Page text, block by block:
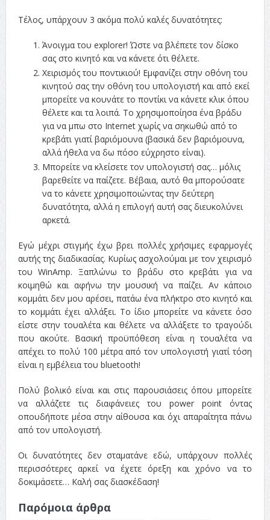
Τέλος, υπάρχουν 3 ακόμα πολύ καλές δυνατότητες:
Άνοιγμα του explorer! Ώστε να βλέπετε τον δίσκο
σας στο κινητό και να κάνετε ότι θέλετε.
Χειρισμός του ποντικιού! Εμφανίζει στην οθόνη του
κινητού σας την οθόνη του υπολογιστή και από εκεί
μπορείτε να κουνάτε το ποντίκι να κάνετε κλικ όπου
θέλετε και τα λοιπά. Το χρησιμοποίησα ένα βράδυ
για να μπω στο Internet χωρίς να σηκωθώ από το
κρεβάτι γιατί βαριόμουνα (βασικά δεν βαριόμουνα,
αλλά ήθελα να δω πόσο εύχρηστο είναι).
Μπορείτε να κλείσετε τον υπολογιστή σας… μόλις
βαρεθείτε να παίζετε. Βέβαια, αυτό θα μπορούσατε
να το κάνετε χρησιμοποιώντας την δεύτερη
δυνατότητα, αλλά η επιλογή αυτή σας διευκολύνει
αρκετά.
Εγώ μέχρι στιγμής έχω βρει πολλές χρήσιμες εφαρμογές
αυτής της διαδικασίας. Κυρίως ασχολούμαι με τον χειρισμό
του WinAmp. Ξαπλώνω το βράδυ στο κρεβάτι για να
κοιμηθώ και αφήνω την μουσική να παίζει. Αν κάποιο
κομμάτι δεν μου αρέσει, πατάω ένα πλήκτρο στο κινητό και
το κομμάτι έχει αλλάξει. Το ίδιο μπορείτε να κάνετε όσο
είστε στην τουαλέτα και θέλετε να αλλάξετε το τραγούδι
που ακούτε. Βασική προϋπόθεση είναι η τουαλέτα να
απέχει το πολύ 100 μέτρα από τον υπολογιστή γιατί τόση
είναι η εμβέλεια του bluetooth!
Πολύ βολικό είναι και στις παρουσιάσεις όπου μπορείτε
να αλλάζετε τις διαφάνειες του power point όντας
οπουδήποτε μέσα στην αίθουσα και όχι απαραίτητα πάνω
από τον υπολογιστή.
Οι δυνατότητες δεν σταματάνε εδώ, υπάρχουν πολλές
περισσότερες αρκεί να έχετε όρεξη και χρόνο να το
δοκιμάσετε… Καλή σας διασκέδαση!
Παρόμοια άρθρα